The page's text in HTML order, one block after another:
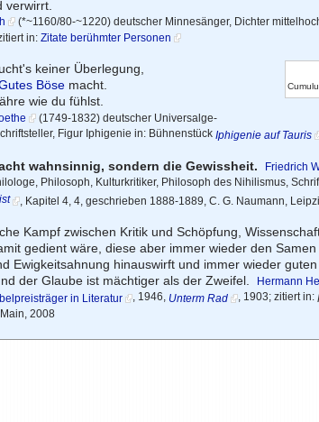
verwirrt.
(*~1160/80-~1220) deutscher Minnesänger, Dichter
in:Zitate berühmter Personen
keiner Überlegung,
Böse macht.
wie du fühlst.
(1749-1832) deutscher Universalge-
Figur Iphigenie in: BühnenstückIphigenie auf Tauris
wahnsinnig, sondern die Gewissheit. Friedrich
Philosoph, Kulturkritiker, Philosoph des Nihilismus,
, Kapitel 4, 4, geschrieben 1888-1889, C. G. Naumann,
Kampf zwischen Kritik und Schöpfung,
gedient wäre, diese aber immer wieder den
Ewigkeitsahnung hinauswirft und immer wieder
der Glaube ist mächtiger als der Zweifel.
Hermann
in Literatur , 1946, Unterm Rad , 1903; zitiert in:
2008